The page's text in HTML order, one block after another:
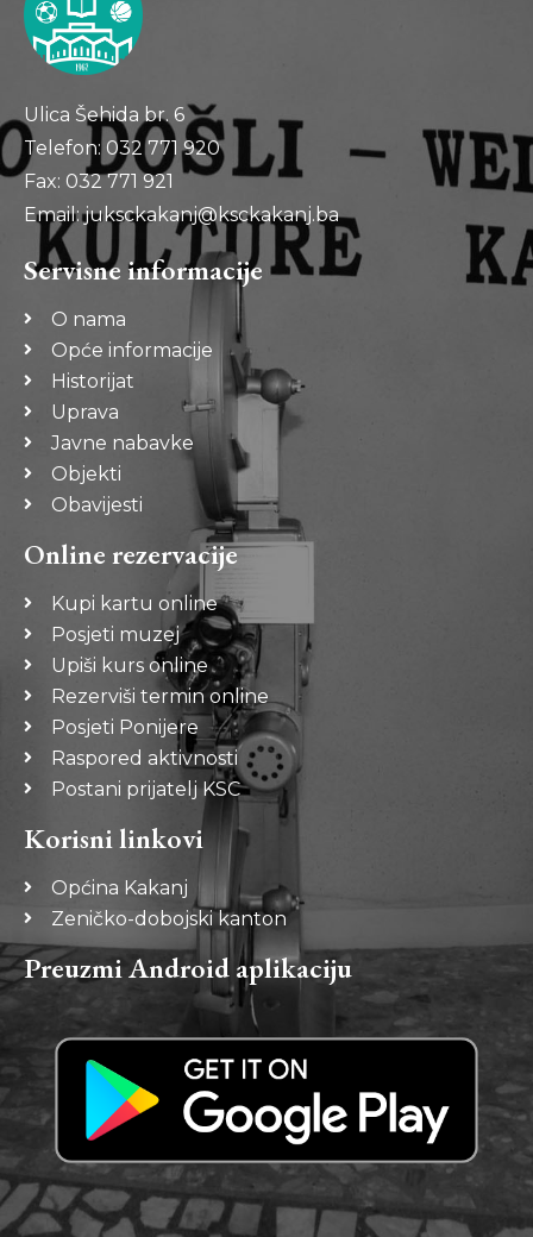
Ulica Šehida br. 6
Telefon: 032 771 920
Fax: 032 771 921
Email: juksckakanj@ksckakanj.ba
Servisne informacije
O nama
Opće informacije
Historijat
Uprava
Javne nabavke
Objekti
Obavijesti
Online rezervacije
Kupi kartu online
Posjeti muzej
Upiši kurs online
Rezerviši termin online
Posjeti Ponijere
Raspored aktivnosti
Postani prijatelj KSC
Korisni linkovi
Općina Kakanj
Zeničko-dobojski kanton
Preuzmi Android aplikaciju